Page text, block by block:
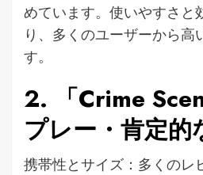
めています。使いやすさと
り、多くのユーザーから高
す。
2. 「Crime
プレー・肯定的
携帯性とサイズ：多くのレ